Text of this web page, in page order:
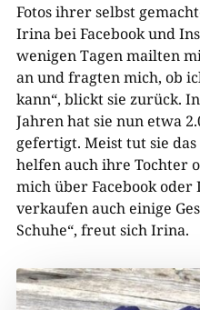
Fotos ihrer selbst
Irina bei Facebook und
wenigen Tagen mailten
an und fragten mich, ob
kann“, blickt sie zurück.
Jahren hat sie nun etwa
gefertigt. Meist tut sie
helfen auch ihre Tochter
mich über Facebook
verkaufen auch einige
Schuhe“, freut sich Irina.